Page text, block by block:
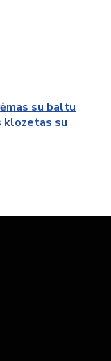
su baltu
klozetas su